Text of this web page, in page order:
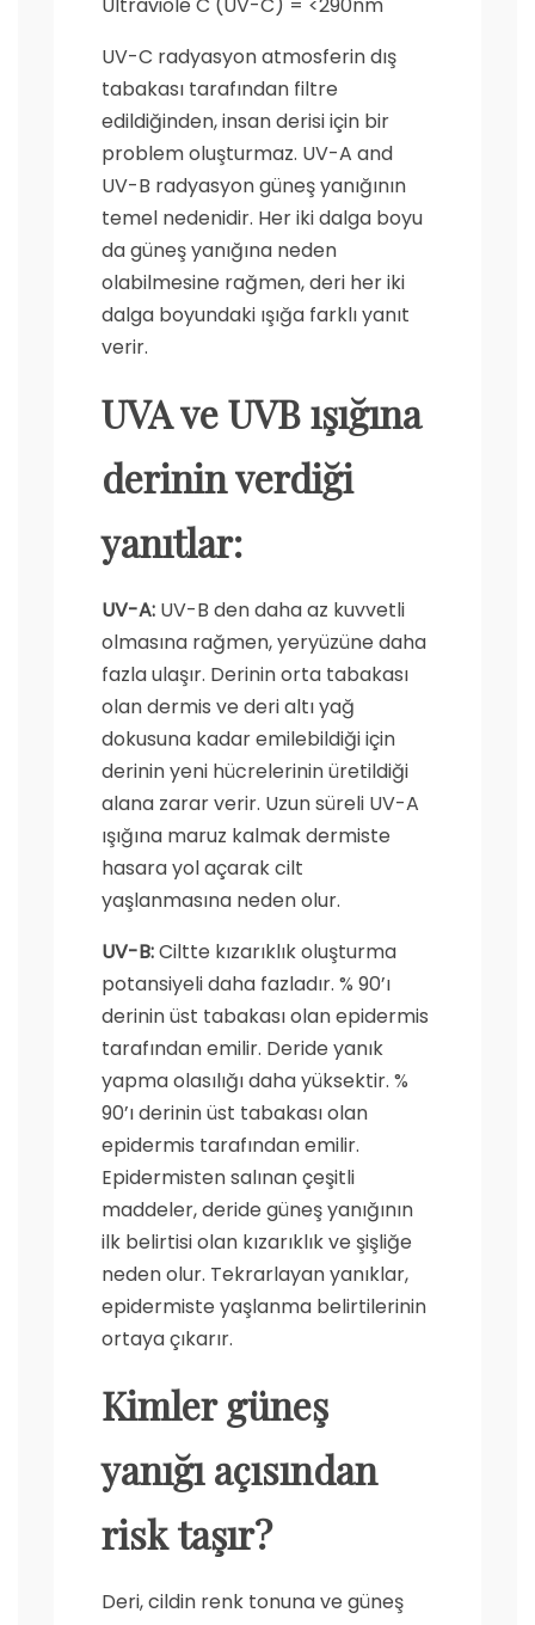
Ultraviole C (UV-C) = <290nm
UV-C radyasyon atmosferin dış
tabakası tarafından filtre
edildiğinden, insan derisi için bir
problem oluşturmaz. UV-A and
UV-B radyasyon güneş yanığının
temel nedenidir. Her iki dalga boyu
da güneş yanığına neden
olabilmesine rağmen, deri her iki
dalga boyundaki ışığa farklı yanıt
verir.
UVA ve UVB ışığına
derinin verdiği
yanıtlar:
UV-A: UV-B den daha az kuvvetli
olmasına rağmen, yeryüzüne daha
fazla ulaşır. Derinin orta tabakası
olan dermis ve deri altı yağ
dokusuna kadar emilebildiği için
derinin yeni hücrelerinin üretildiği
alana zarar verir. Uzun süreli UV-A
ışığına maruz kalmak dermiste
hasara yol açarak cilt
yaşlanmasına neden olur.
UV-B:Ciltte kızarıklık oluşturma
potansiyeli daha fazladır. % 90’ı
derinin üst tabakası olan epidermis
tarafından emilir. Deride yanık
yapma olasılığı daha yüksektir. %
90’ı derinin üst tabakası olan
epidermis tarafından emilir.
Epidermisten salınan çeşitli
maddeler, deride güneş yanığının
ilk belirtisi olan kızarıklık ve şişliğe
neden olur. Tekrarlayan yanıklar,
epidermiste yaşlanma belirtilerinin
ortaya çıkarır.
Kimler güneş
yanığı açısından
risk taşır?
Deri, cildin renk tonuna ve güneş